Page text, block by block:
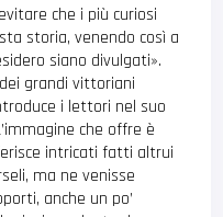
che i più curiosi
storia, venendo così a
siano divulgati».
grandi vittoriani
i lettori nel suo
che offre è
intricati fatti altrui
ma ne venisse
anche un po’